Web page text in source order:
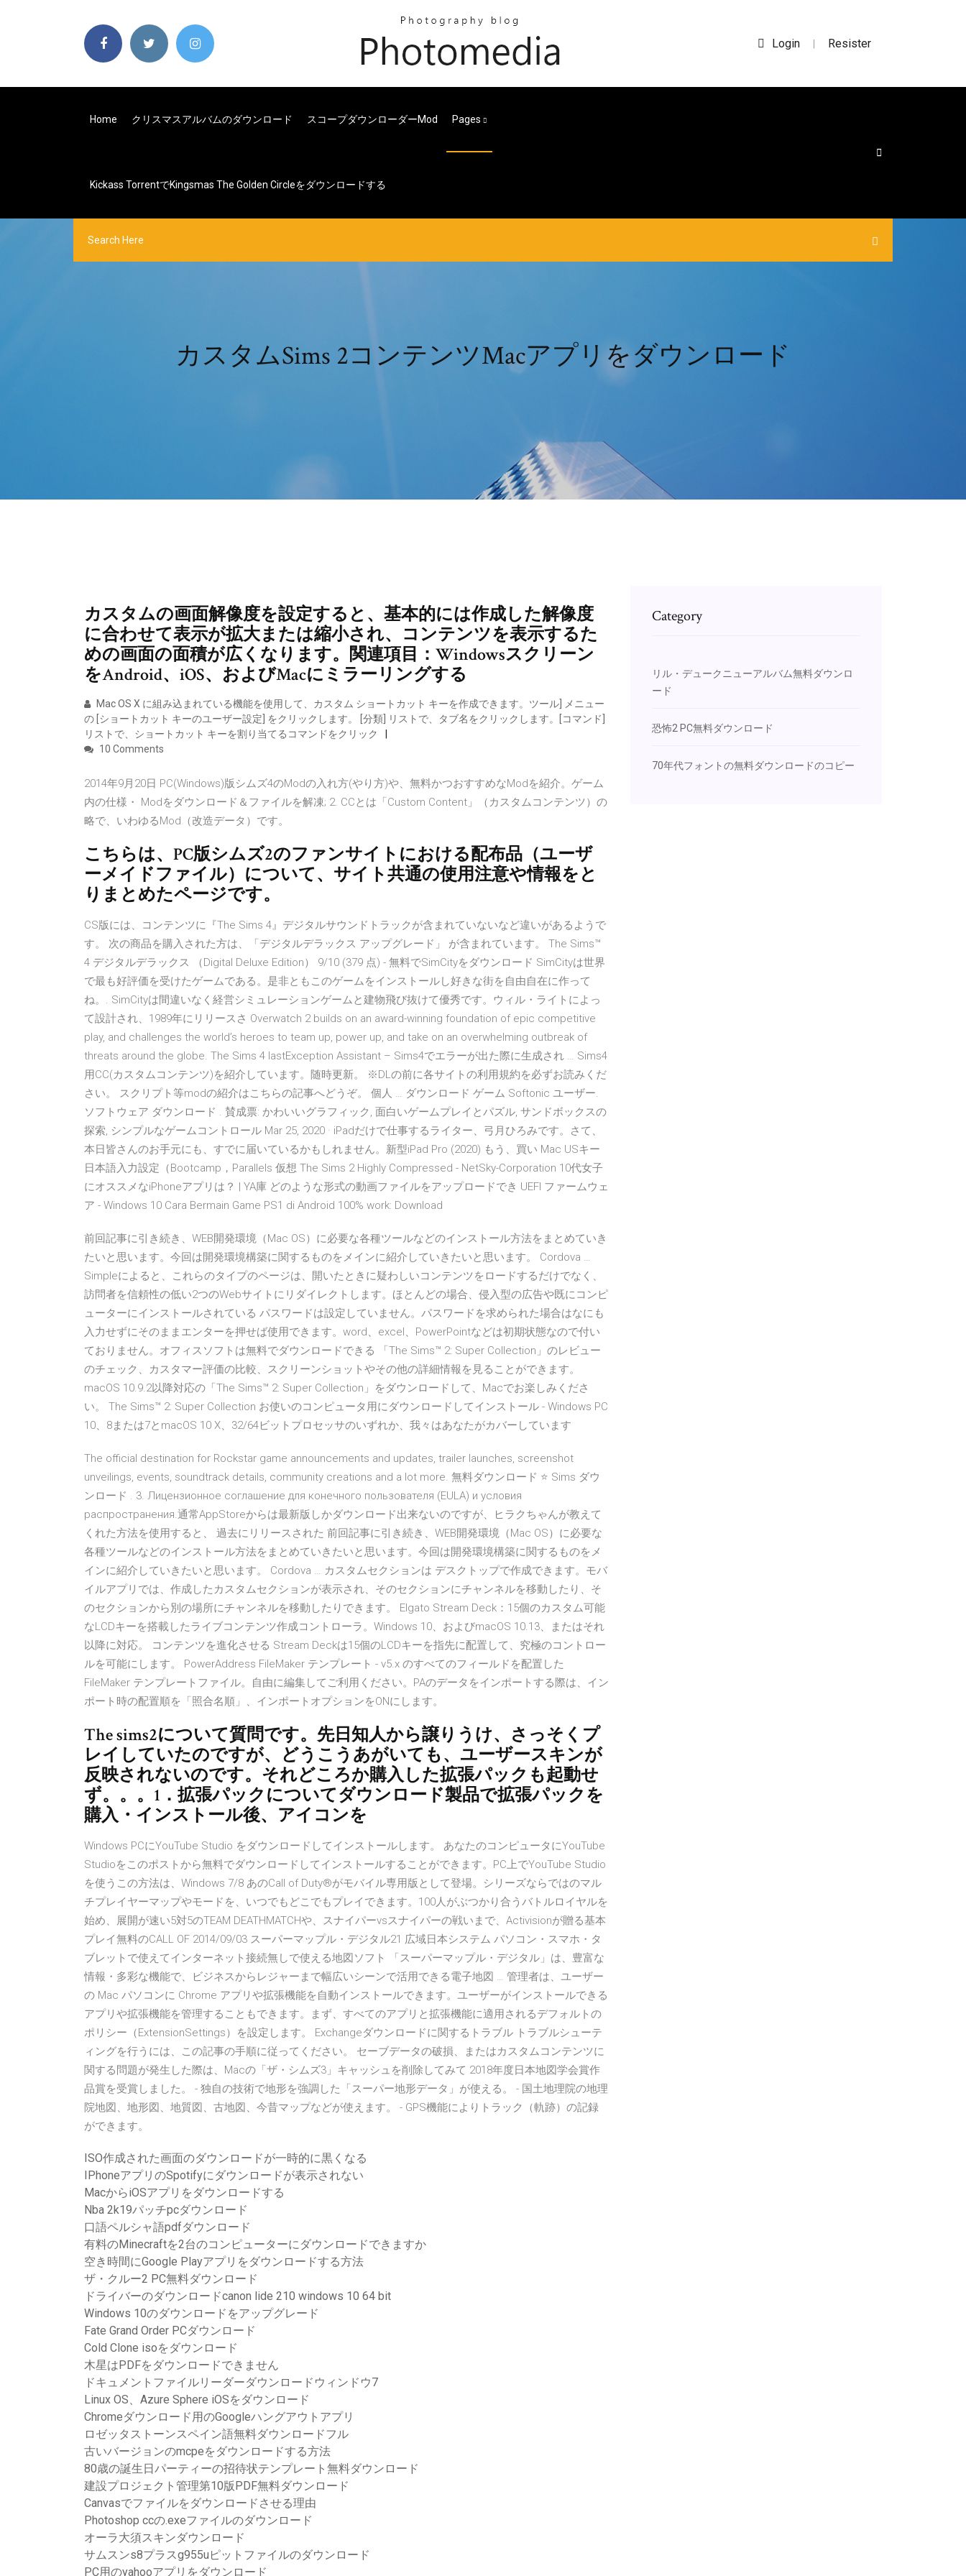
Login | Resister
Home クリスマスアルバムのダウンロード スコープダウンローダーmod Pages
Kickass TorrentでKingsmas The Golden Circleをダウンロードする
カスタムSims 2コンテンツMacアプリをダウンロード
カスタムの画面解像度を設定すると、基本的には作成した解像度
に合わせて表示が拡大または縮小され、コンテンツを表示するた
めの画面の面積が広くなります。関連項目：Windowsスクリーン
をAndroid、iOS、およびMacにミラーリングする
Mac OS X に組み込まれている機能を使用して、カスタム ショートカット キーを作成できます。ツール] メニュー
の [ショートカット キーのユーザー設定] をクリックします。 [分類] リストで、タブ名をクリックします。[コマンド]
リストで、ショートカット キーを割り当てるコマンドをクリック
10 Comments
2014年9月20日 PC(Windows)版シムズ4のModの入れ方(やり方)や、無料かつおすすめなModを紹介。ゲーム
内の仕様・ Modをダウンロード＆ファイルを解凍; 2. CCとは「Custom Content」（カスタムコンテンツ）の
略で、いわゆるMod（改造データ）です。
こちらは、PC版シムズ2のファンサイトにおける配布品（ユーザ
ーメイドファイル）について、サイト共通の使用注意や情報をと
りまとめたページです。
CS版には、コンテンツに『The Sims 4』デジタルサウンドトラックが含まれていないなど違いがあるようで
す。 次の商品を購入された方は、「デジタルデラックス アップグレード」 が含まれています。 The Sims™
4 デジタルデラックス （Digital Deluxe Edition） 9/10 (379 点) - 無料でSimCityをダウンロード SimCityは世界
で最も好評価を受けたゲームである。是非ともこのゲームをインストールし好きな街を自由自在に作って
ね。. SimCityは間違いなく経営シミュレーションゲームと建物飛び抜けて優秀です。ウィル・ライトによっ
て設計され、1989年にリリースさ Overwatch 2 builds on an award-winning foundation of epic competitive
play, and challenges the world’s heroes to team up, power up, and take on an overwhelming outbreak of
threats around the globe. The Sims 4 lastException Assistant – Sims4でエラーが出た際に生成され … Sims4
用CC(カスタムコンテンツ)を紹介しています。随時更新。 ※DLの前に各サイトの利用規約を必ずお読みくだ
さい。 スクリプト等modの紹介はこちらの記事へどうぞ。 個人 … ダウンロード ゲーム Softonic ユーザー.
ソフトウェア ダウンロード . 賛成票: かわいいグラフィック, 面白いゲームプレイとパズル, サンドボックスの
探索, シンプルなゲームコントロール Mar 25, 2020 · iPadだけで仕事するライター、弓月ひろみです。さて、
本日皆さんのお手元にも、すでに届いているかもしれません。新型iPad Pro (2020) もう、買い Mac USキー
日本語入力設定（Bootcamp，Parallels 仮想 The Sims 2 Highly Compressed - NetSky-Corporation 10代女子
にオススメなiPhoneアプリは？ | YA庫 どのような形式の動画ファイルをアップロードでき UEFI ファームウェ
ア - Windows 10 Cara Bermain Game PS1 di Android 100% work: Download
前回記事に引き続き、WEB開発環境（Mac OS）に必要な各種ツールなどのインストール方法をまとめていき
たいと思います。今回は開発環境構築に関するものをメインに紹介していきたいと思います。 Cordova …
Simpleによると、これらのタイプのページは、開いたときに疑わしいコンテンツをロードするだけでなく、
訪問者を信頼性の低い2つのWebサイトにリダイレクトします。ほとんどの場合、侵入型の広告や既にコンピ
ューターにインストールされている パスワードは設定していません。パスワードを求められた場合はなにも
入力せずにそのままエンターを押せば使用できます。word、excel、PowerPointなどは初期状態なので付い
ておりません。オフィスソフトは無料でダウンロードできる ‎「The Sims™ 2: Super Collection」のレビュー
のチェック、カスタマー評価の比較、スクリーンショットやその他の詳細情報を見ることができます。
macOS 10.9.2以降対応の「The Sims™ 2: Super Collection」をダウンロードして、Macでお楽しみくださ
い。 The Sims™ 2: Super Collection お使いのコンピュータ用にダウンロードしてインストール - Windows PC
10、8または7とmacOS 10 X、32/64ビットプロセッサのいずれか、我々はあなたがカバーしています
The official destination for Rockstar game announcements and updates, trailer launches, screenshot
unveilings, events, soundtrack details, community creations and a lot more. 無料ダウンロード ⭐ Sims ダウ
ンロード . 3. Лицензионное соглашение для конечного пользователя (EULA) и условия
распространения.通常AppStoreからは最新版しかダウンロード出来ないのですが、ヒラクちゃんが教えて
くれた方法を使用すると、 過去にリリースされた 前回記事に引き続き、WEB開発環境（Mac OS）に必要な
各種ツールなどのインストール方法をまとめていきたいと思います。今回は開発環境構築に関するものをメ
インに紹介していきたいと思います。 Cordova … カスタムセクションは デスクトップで作成できます。モバ
イルアプリでは、作成したカスタムセクションが表示され、そのセクションにチャンネルを移動したり、そ
のセクションから別の場所にチャンネルを移動したりできます。 Elgato Stream Deck：15個のカスタム可能
なLCDキーを搭載したライブコンテンツ作成コントローラ。Windows 10、およびmacOS 10.13、またはそれ
以降に対応。 コンテンツを進化させる Stream Deckは15個のLCDキーを指先に配置して、究極のコントロー
ルを可能にします。 PowerAddress FileMaker テンプレート - v5.x のすべてのフィールドを配置した
FileMaker テンプレートファイル。自由に編集してご利用ください。PAのデータをインポートする際は、イン
ポート時の配置順を「照合名順」、インポートオプションをONにします。
The sims2について質問です。先日知人から譲りうけ、さっそくプ
レイしていたのですが、どうこうあがいても、ユーザースキンが
反映されないのです。それどころか購入した拡張パックも起動せ
ず。。。1．拡張パックについてダウンロード製品で拡張パックを
購入・インストール後、アイコンを
Windows PCにYouTube Studio をダウンロードしてインストールします。 あなたのコンピュータにYouTube
Studioをこのポストから無料でダウンロードしてインストールすることができます。PC上でYouTube Studio
を使うこの方法は、Windows 7/8 あのCall of Duty®がモバイル専用版として登場。シリーズならではのマル
チプレイヤーマップやモードを、いつでもどこでもプレイできます。100人がぶつかり合うバトルロイヤルを
始め、展開が速い5対5のTEAM DEATHMATCHや、スナイパーvsスナイパーの戦いまで、Activisionが贈る基本
プレイ無料のCALL OF 2014/09/03 スーパーマップル・デジタル21 広域日本システム パソコン・スマホ・タ
ブレットで使えてインターネット接続無しで使える地図ソフト 「スーパーマップル・デジタル」は、豊富な
情報・多彩な機能で、ビジネスからレジャーまで幅広いシーンで活用できる電子地図 … 管理者は、ユーザー
の Mac パソコンに Chrome アプリや拡張機能を自動インストールできます。ユーザーがインストールできる
アプリや拡張機能を管理することもできます。まず、すべてのアプリと拡張機能に適用されるデフォルトの
ポリシー（ExtensionSettings）を設定します。 Exchangeダウンロードに関するトラブル トラブルシューテ
ィングを行うには、この記事の手順に従ってください。 セーブデータの破損、またはカスタムコンテンツに
関する問題が発生した際は、Macの「ザ・シムズ3」キャッシュを削除してみて 2018年度日本地図学会賞作
品賞を受賞しました。 - 独自の技術で地形を強調した「スーパー地形データ」が使える。 - 国土地理院の地理
院地図、地形図、地質図、古地図、今昔マップなどが使えます。 - GPS機能によりトラック（軌跡）の記録
ができます。
ISO作成された画面のダウンロードが一時的に黒くなる
IPhoneアプリのSpotifyにダウンロードが表示されない
MacからiOSアプリをダウンロードする
Nba 2k19パッチpcダウンロード
口語ペルシャ語pdfダウンロード
有料のMinecraftを2台のコンピューターにダウンロードできますか
空き時間にGoogle Playアプリをダウンロードする方法
ザ・クルー2 PC無料ダウンロード
ドライバーのダウンロードcanon lide 210 windows 10 64 bit
Windows 10のダウンロードをアップグレード
Fate Grand Order PCダウンロード
Cold Clone isoをダウンロード
木星はPDFをダウンロードできません
ドキュメントファイルリーダーダウンロードウィンドウ7
Linux OS、Azure Sphere iOSをダウンロード
Chromeダウンロード用のGoogleハングアウトアプリ
ロゼッタストーンスペイン語無料ダウンロードフル
古いバージョンのmcpeをダウンロードする方法
80歳の誕生日パーティーの招待状テンプレート無料ダウンロード
建設プロジェクト管理第10版PDF無料ダウンロード
Canvasでファイルをダウンロードさせる理由
Photoshop ccの.exeファイルのダウンロード
オーラ大須スキンダウンロード
サムスンs8プラスg955uピットファイルのダウンロード
PC用のyahooアプリをダウンロード
Category
リル・デュークニューアルバム無料ダウンロ
ード
恐怖2 PC無料ダウンロード
70年代フォントの無料ダウンロードのコピー